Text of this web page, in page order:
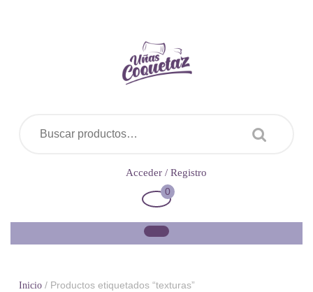
Acceder / Registro
Carrito
0
Inicio / Productos etiquetados “texturas”